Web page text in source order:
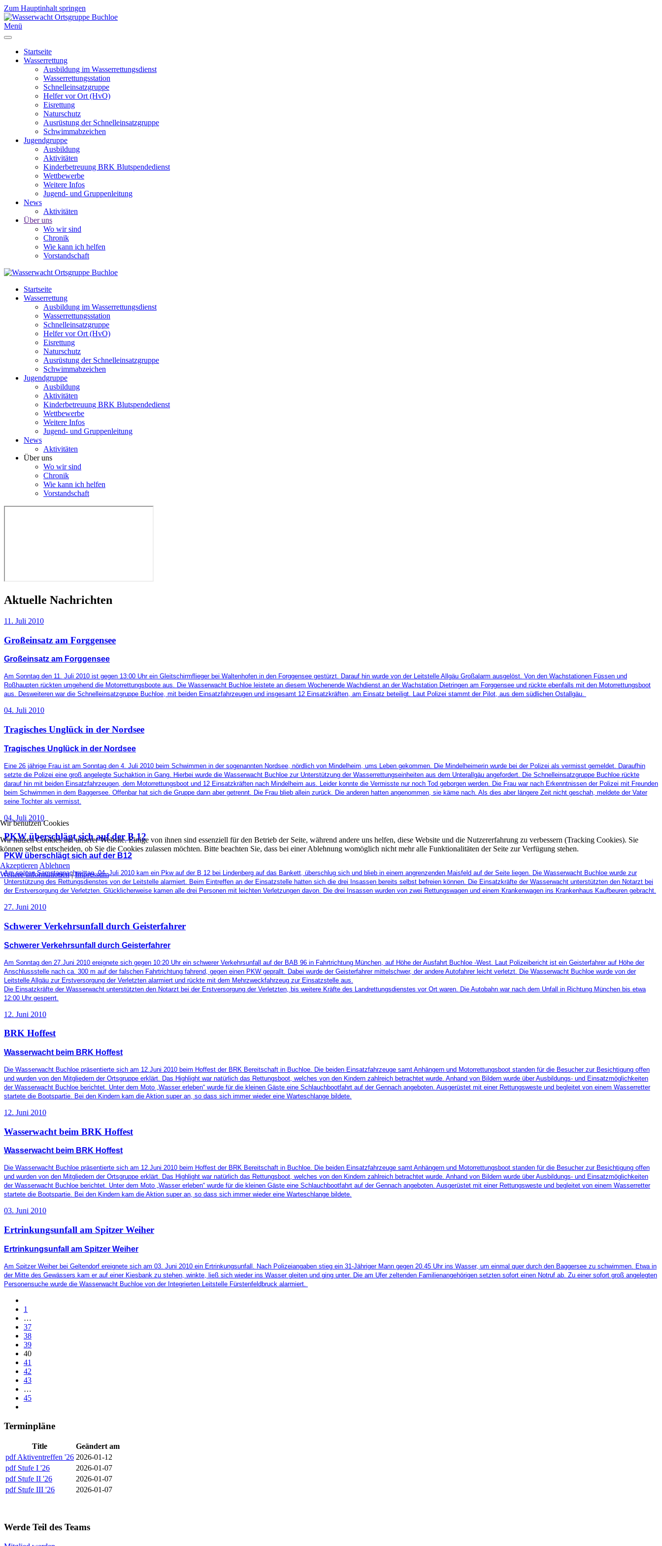
Zum Hauptinhalt springen
Menü
Startseite
Wasserrettung
Ausbildung im Wasserrettungsdienst
Wasserrettungsstation
Schnelleinsatzgruppe
Helfer vor Ort (HvO)
Eisrettung
Naturschutz
Ausrüstung der Schnelleinsatzgruppe
Schwimmabzeichen
Jugendgruppe
Ausbildung
Aktivitäten
Kinderbetreuung BRK Blutspendedienst
Wettbewerbe
Weitere Infos
Jugend- und Gruppenleitung
News
Aktivitäten
Über uns
Wo wir sind
Chronik
Wie kann ich helfen
Vorstandschaft
Startseite
Wasserrettung
Ausbildung im Wasserrettungsdienst
Wasserrettungsstation
Schnelleinsatzgruppe
Helfer vor Ort (HvO)
Eisrettung
Naturschutz
Ausrüstung der Schnelleinsatzgruppe
Schwimmabzeichen
Jugendgruppe
Ausbildung
Aktivitäten
Kinderbetreuung BRK Blutspendedienst
Wettbewerbe
Weitere Infos
Jugend- und Gruppenleitung
News
Aktivitäten
Über uns
Wo wir sind
Chronik
Wie kann ich helfen
Vorstandschaft
Aktuelle Nachrichten
11. Juli 2010
Großeinsatz am Forggensee
Großeinsatz am Forggensee
Am Sonntag den 11. Juli 2010 ist gegen 13:00 Uhr ein Gleitschirmflieger bei Waltenhofen in den Forggensee gestürzt. Darauf hin wurde von der Leitstelle Allgäu Großalarm ausgelöst. Von den Wachstationen Füssen und
Roßhaupten rückten umgehend die Motorrettungsboote aus. Die Wasserwacht Buchloe leistete an diesem Wochenende Wachdienst an der Wachstation Dietringen am Forggensee und rückte ebenfalls mit den Motorrettungsboot
aus. Desweiteren war die Schnelleinsatzgruppe Buchloe, mit beiden Einsatzfahrzeugen und insgesamt 12 Einsatzkräften, am Einsatz beteiligt. Laut Polizei stammt der Pilot, aus dem südlichen Ostallgäu.
04. Juli 2010
Tragisches Unglück in der Nordsee
Tragisches Unglück in der Nordsee
Eine 26 jährige Frau ist am Sonntag den 4. Juli 2010 beim Schwimmen in der sogenannten Nordsee, nördlich von Mindelheim, ums Leben gekommen. Die Mindelheimerin wurde bei der Polizei als vermisst gemeldet. Daraufhin
setzte die Polizei eine groß angelegte Suchaktion in Gang. Hierbei wurde die Wasserwacht Buchloe zur Unterstützung der Wasserrettungseinheiten aus dem Unterallgäu angefordert. Die Schnelleinsatzgruppe Buchloe rückte
darauf hin mit beiden Einsatzfahrzeugen, dem Motorrettungsboot und 12 Einsatzkräften nach Mindelheim aus. Leider konnte die Vermisste nur noch Tod geborgen werden. Die Frau war nach Erkenntnissen der Polizei mit Freunden
beim Schwimmen in dem Baggersee. Offenbar hat sich die Gruppe dann aber getrennt. Die Frau blieb allein zurück. Die anderen hatten angenommen, sie käme nach. Als dies aber längere Zeit nicht geschah, meldete der Vater
seine Tochter als vermisst.
04. Juli 2010
PKW überschlägt sich auf der B 12
PKW überschlägt sich auf der B12
Am späten Samstagnachmittag, 04. Juli 2010 kam ein Pkw auf der B 12 bei Lindenberg auf das Bankett, überschlug sich und blieb in einem angrenzenden Maisfeld auf der Seite liegen. Die Wasserwacht Buchloe wurde zur
Unterstützung des Rettungsdienstes von der Leitstelle alarmiert. Beim Eintreffen an der Einsatzstelle hatten sich die drei Insassen bereits selbst befreien können. Die Einsatzkräfte der Wasserwacht unterstützten den Notarzt bei
der Erstversorgung der Verletzten. Glücklicherweise kamen alle drei Personen mit leichten Verletzungen davon. Die drei Insassen wurden von zwei Rettungswagen und einem Krankenwagen ins Krankenhaus Kaufbeuren gebracht.
27. Juni 2010
Schwerer Verkehrsunfall durch Geisterfahrer
Schwerer Verkehrsunfall durch Geisterfahrer
Am Sonntag den 27.Juni 2010 ereignete sich gegen 10:20 Uhr ein schwerer Verkehrsunfall auf der BAB 96 in Fahrtrichtung München, auf Höhe der Ausfahrt Buchloe -West. Laut Polizeibericht ist ein Geisterfahrer auf Höhe der
Anschlussstelle nach ca. 300 m auf der falschen Fahrtrichtung fahrend, gegen einen PKW geprallt. Dabei wurde der Geisterfahrer mittelschwer, der andere Autofahrer leicht verletzt. Die Wasserwacht Buchloe wurde von der
Leitstelle Allgäu zur Erstversorgung der Verletzten alarmiert und rückte mit dem Mehrzweckfahrzeug zur Einsatzstelle aus.
Die Einsatzkräfte der Wasserwacht unterstützten den Notarzt bei der Erstversorgung der Verletzten, bis weitere Kräfte des Landrettungsdienstes vor Ort waren. Die Autobahn war nach dem Unfall in Richtung München bis etwa
12:00 Uhr gesperrt.
12. Juni 2010
BRK Hoffest
Wasserwacht beim BRK Hoffest
Die Wasserwacht Buchloe präsentierte sich am 12.Juni 2010 beim Hoffest der BRK Bereitschaft in Buchloe. Die beiden Einsatzfahrzeuge samt Anhängern und Motorrettungsboot standen für die Besucher zur Besichtigung offen
und wurden von den Mitgliedern der Ortsgruppe erklärt. Das Highlight war natürlich das Rettungsboot, welches von den Kindern zahlreich betrachtet wurde. Anhand von Bildern wurde über Ausbildungs- und Einsatzmöglichkeiten
der Wasserwacht Buchloe berichtet. Unter dem Moto „Wasser erleben“ wurde für die kleinen Gäste eine Schlauchbootfahrt auf der Gennach angeboten. Ausgerüstet mit einer Rettungsweste und begleitet von einem Wasserretter
startete die Bootspartie. Bei den Kindern kam die Aktion super an, so dass sich immer wieder eine Warteschlange bildete.
12. Juni 2010
Wasserwacht beim BRK Hoffest
Wasserwacht beim BRK Hoffest
Die Wasserwacht Buchloe präsentierte sich am 12.Juni 2010 beim Hoffest der BRK Bereitschaft in Buchloe. Die beiden Einsatzfahrzeuge samt Anhängern und Motorrettungsboot standen für die Besucher zur Besichtigung offen
und wurden von den Mitgliedern der Ortsgruppe erklärt. Das Highlight war natürlich das Rettungsboot, welches von den Kindern zahlreich betrachtet wurde. Anhand von Bildern wurde über Ausbildungs- und Einsatzmöglichkeiten
der Wasserwacht Buchloe berichtet. Unter dem Moto „Wasser erleben“ wurde für die kleinen Gäste eine Schlauchbootfahrt auf der Gennach angeboten. Ausgerüstet mit einer Rettungsweste und begleitet von einem Wasserretter
startete die Bootspartie. Bei den Kindern kam die Aktion super an, so dass sich immer wieder eine Warteschlange bildete.
03. Juni 2010
Ertrinkungsunfall am Spitzer Weiher
Ertrinkungsunfall am Spitzer Weiher
Am Spitzer Weiher bei Geltendorf ereignete sich am 03. Juni 2010 ein Ertrinkungsunfall. Nach Polizeiangaben stieg ein 31-Jähriger Mann gegen 20.45 Uhr ins Wasser, um einmal quer durch den Baggersee zu schwimmen. Etwa in
der Mitte des Gewässers kam er auf einer Kiesbank zu stehen, winkte, ließ sich wieder ins Wasser gleiten und ging unter. Die am Ufer zeltenden Familienangehörigen setzten sofort einen Notruf ab. Zu einer sofort groß angelegten
Personensuche wurde die Wasserwacht Buchloe von der Integrierten Leitstelle Fürstenfeldbruck alarmiert.
1
…
37
38
39
40
41
42
43
…
45
Terminpläne
Title
Geändert am
pdf Aktiventreffen '26 2026-01-12
pdf Stufe I '26
2026-01-07
pdf Stufe II '26
2026-01-07
pdf Stufe III '26 2026-01-07
Werde Teil des Teams
Wir benutzen Cookies
Wir nutzen Cookies auf unserer Website. Einige von ihnen sind essenziell für den Betrieb der Seite, während andere uns helfen, diese Website und die Nutzererfahrung zu verbessern (Tracking Cookies). Sie
können selbst entscheiden, ob Sie die Cookies zulassen möchten. Bitte beachten Sie, dass bei einer Ablehnung womöglich nicht mehr alle Funktionalitäten der Seite zur Verfügung stehen.
Akzeptieren Ablehnen
Weitere Informationen|Impressum